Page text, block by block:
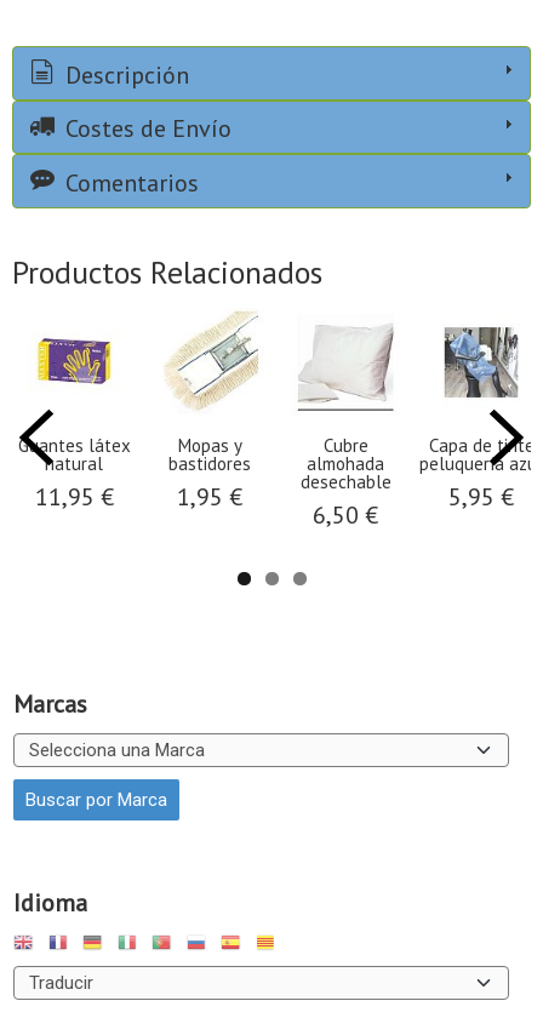
Marcas
Idioma
Descripción
Costes de Envío
Comentarios
Productos Relacionados
Guantes látex
natural
11,95 €
Mopas y
bastidores
1,95 €
Cubre
almohada
desechable
6,50 €
Capa de tinte
peluquería azul
5,95 €